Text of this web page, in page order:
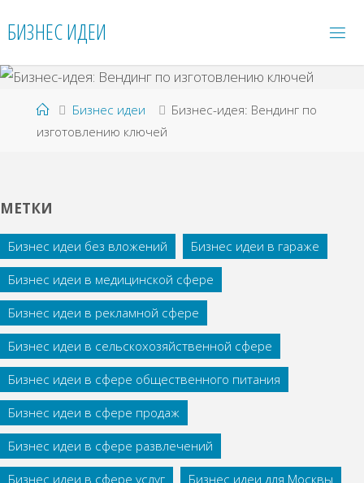
БИЗНЕС ИДЕИ
ГлавнаяБизнес идеи
Бизнес-идея: Вендинг по
изготовлению ключей
МЕТКИ
Бизнес идеи без вложений
Бизнес идеи в гараже
Бизнес идеи в медицинской сфере
Бизнес идеи в рекламной сфере
Бизнес идеи в сельскохозяйственной сфере
Бизнес идеи в сфере общественного питания
Бизнес идеи в сфере продаж
Бизнес идеи в сфере развлечений